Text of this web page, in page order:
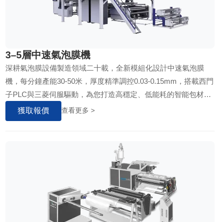
3–5層中速氣泡膜機
深耕氣泡膜設備製造領域二十載，全新模組化設計中速氣泡膜
機，每分鐘產能30-50米，厚度精準調控0.03-0.15mm，搭載西門
子PLC與三菱伺服驅動，為您打造高穩定、低能耗的智能包材生
產線……
獲取報價 查看更多 >